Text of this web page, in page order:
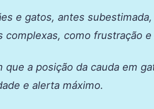
e gatos, antes
como frustração e
a posição da cauda em
e alerta máximo.